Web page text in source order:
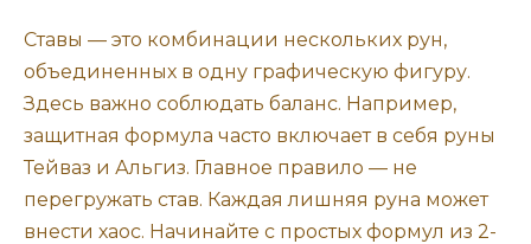
Ставы — это комбинации нескольких рун,
объединенных в одну графическую фигуру.
Здесь важно соблюдать баланс. Например,
защитная формула часто включает в себя руны
Тейваз и Альгиз. Главное правило — не
перегружать став. Каждая лишняя руна может
внести хаос. Начинайте с простых формул из 2-